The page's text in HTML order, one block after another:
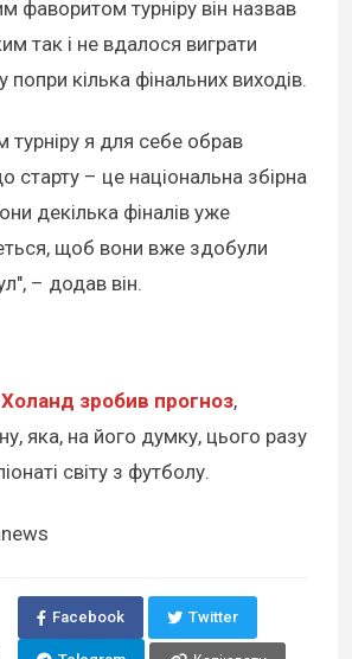
фаворитом турніру він назвав
так і не вдалося виграти
попри кілька фінальних виходів.
турніру я для себе обрав
старту – це національна збірна
декілька фіналів уже
щоб вони вже здобули
– додав він.
Холанд зробив прогноз,
яка, на його думку, цього разу
світу з футболу.
Facebook Twitter